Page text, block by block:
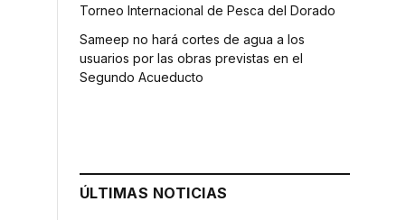
Torneo Internacional de Pesca del Dorado
Sameep no hará cortes de agua a los
usuarios por las obras previstas en el
Segundo Acueducto
ÚLTIMAS NOTICIAS